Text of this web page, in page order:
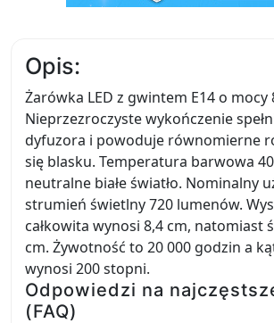
Opis:
Żarówka LED z gwintem E14 o mocy
Nieprzezroczyste wykończenie
dyfuzora i powoduje równomierne
się blasku. Temperatura barwowa
neutralne białe światło. Nominalny
strumień świetlny 720 lumenów.
całkowita wynosi 8,4 cm, natomiast
cm. Żywotność to 20 000 godzin a
wynosi 200 stopni.
Odpowiedzi na
(FAQ)